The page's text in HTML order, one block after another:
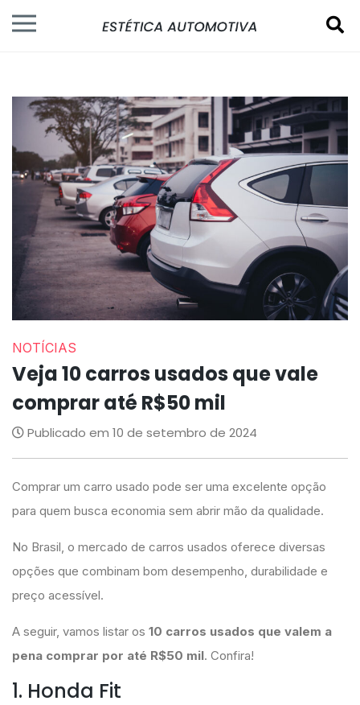
NOTÍCIAS
Veja 10 carros usados que vale
comprar até R$50 mil
Publicado em 10 de setembro de 2024
Comprar um carro usado pode ser uma excelente opção
para quem busca economia sem abrir mão da qualidade.
No Brasil, o mercado de carros usados oferece diversas
opções que combinam bom desempenho, durabilidade e
preço acessível.
A seguir, vamos listar os 10 carros usados que valem a
pena comprar por até R$50 mil. Confira!
1. Honda Fit